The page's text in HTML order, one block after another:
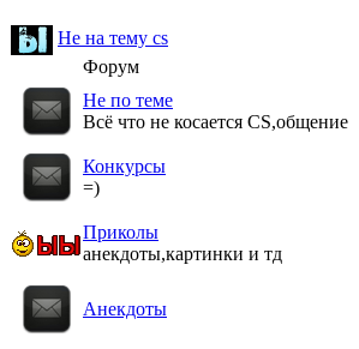
Не на тему cs
Форум
Не по теме
Всё что не косается CS,общение
Конкурсы
=)
Приколы
анекдоты,картинки и тд
Анекдоты